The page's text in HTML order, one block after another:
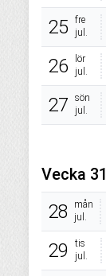
25
fre
jul.
26
lör
jul.
27
sön
jul.
Vecka 31
28
mån
jul.
29
tis
jul.